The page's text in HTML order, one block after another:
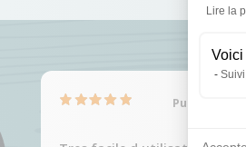
Lire la
Voici
Publié le 05/